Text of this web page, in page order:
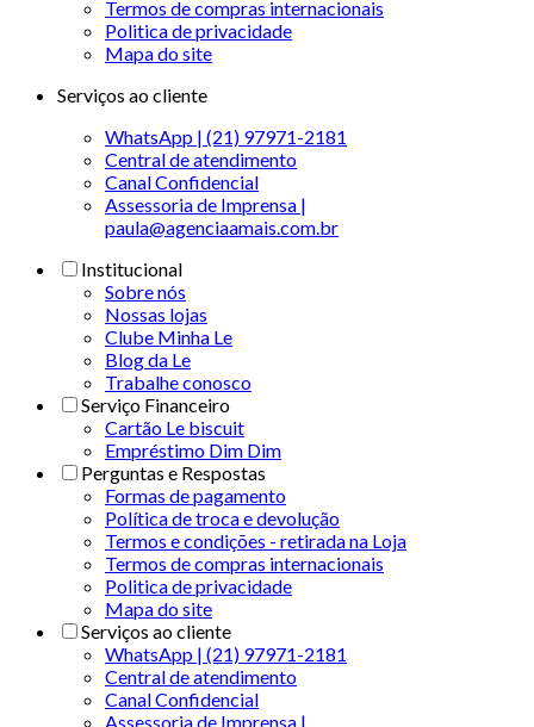
Termos de compras internacionais
Politica de privacidade
Mapa do site
Serviços ao cliente
WhatsApp | (21) 97971-2181
Central de atendimento
Canal Confidencial
Assessoria de Imprensa |
paula@agenciaamais.com.br
Institucional
Sobre nós
Nossas lojas
Clube Minha Le
Blog da Le
Trabalhe conosco
Serviço Financeiro
Cartão Le biscuit
Empréstimo Dim Dim
Perguntas e Respostas
Formas de pagamento
Política de troca e devolução
Termos e condições - retirada na Loja
Termos de compras internacionais
Politica de privacidade
Mapa do site
Serviços ao cliente
WhatsApp | (21) 97971-2181
Central de atendimento
Canal Confidencial
Assessoria de Imprensa |